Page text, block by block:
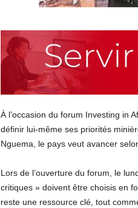
À l’occasion du forum Investing in
définir lui-même ses priorités
Nguema, le pays veut avancer
Lors de l’ouverture du forum, le
critiques » doivent être choisis en
reste une ressource clé, tout